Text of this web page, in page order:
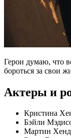
Герои думаю, что
бороться за свои
Актеры и
Кристина
Бэйли
Мартин